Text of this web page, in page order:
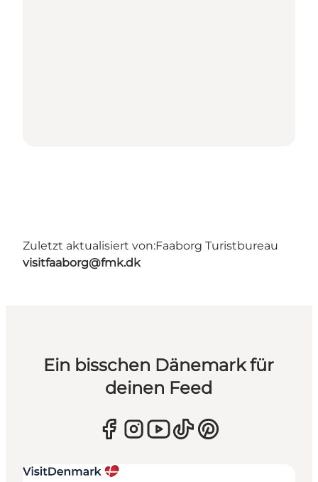
Zuletzt aktualisiert von:Faaborg Turistbureau
visitfaaborg@fmk.dk
Ein bisschen Dänemark für
deinen Feed